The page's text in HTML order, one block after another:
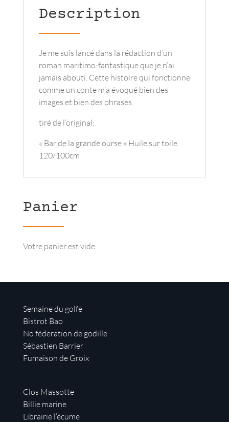
Description
Je me suis lancé dans la rédaction d’un
roman maritimo-fantastique que je n’ai
jamais abouti. Cette histoire qui fonctionne
comme un conte m’a évoqué bien des
images et bien des phrases.
tiré de l’original:
« Bar de la grande ourse » Huile sur toile.
120/100cm
Panier
Votre panier est vide.
Semaine du golfe
Bistrot Bao
No féderation de godille
Sébastien Barrier
Fumaison de Groix
Clos Massotte
Billie marine
Librairie l’écume